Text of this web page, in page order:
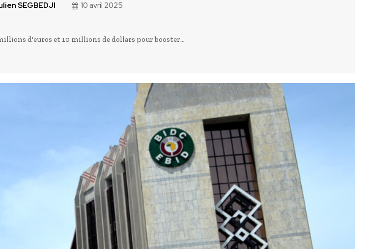
SEGBEDJI 10 avril 2025
d'euros et 10 millions de dollars pour booster...